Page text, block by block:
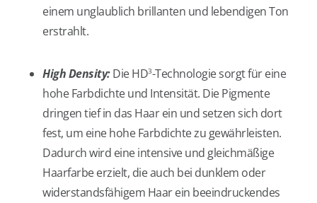
einem unglaublich brillanten und lebendigen Ton
erstrahlt.
High Density:Die HD3-Technologie sorgt für eine
hohe Farbdichte und Intensität. Die Pigmente
dringen tief in das Haar ein und setzen sich dort
fest, um eine hohe Farbdichte zu gewährleisten.
Dadurch wird eine intensive und gleichmäßige
Haarfarbe erzielt, die auch bei dunklem oder
widerstandsfähigem Haar ein beeindruckendes